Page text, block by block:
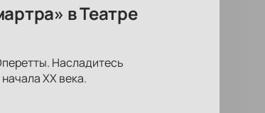
в Театре
Насладитесь
XX века.